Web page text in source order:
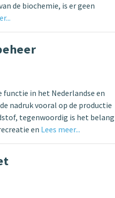
de biochemie, is er geen
functie in het Nederlandse en
nadruk vooral op de productie
tegenwoordig is het belang
en Lees meer...